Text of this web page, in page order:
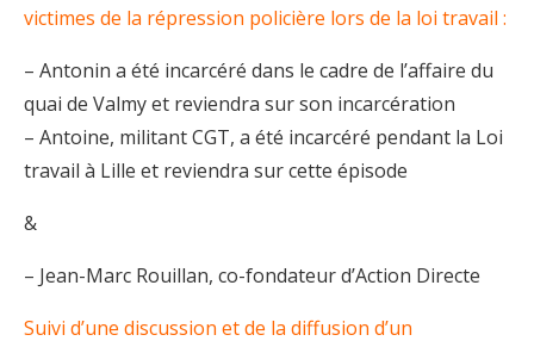
victimes de la répression policière lors de la loi travail :
– Antonin a été incarcéré dans le cadre de l’affaire du
quai de Valmy et reviendra sur son incarcération
– Antoine, militant CGT, a été incarcéré pendant la Loi
travail à Lille et reviendra sur cette épisode
&
– Jean-Marc Rouillan, co-fondateur d’Action Directe
Suivi d’une discussion et de la diffusion d’un